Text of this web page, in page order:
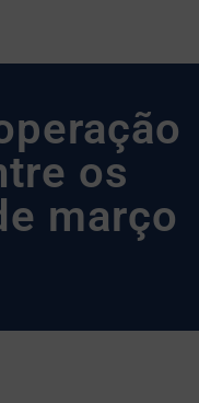
os
março